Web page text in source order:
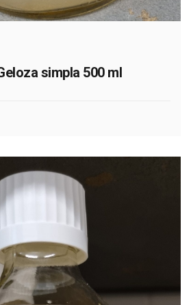
simpla 500 ml